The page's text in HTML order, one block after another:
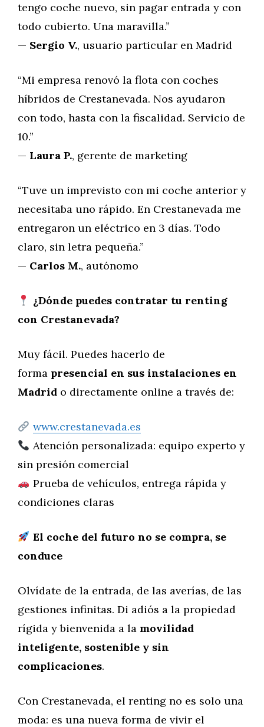
tengo coche nuevo, sin pagar entrada y con
todo cubierto. Una maravilla.”
— Sergio V., usuario particular en Madrid
“Mi empresa renovó la flota con coches
híbridos de Crestanevada. Nos ayudaron
con todo, hasta con la fiscalidad. Servicio de
10.”
— Laura P., gerente de marketing
“Tuve un imprevisto con mi coche anterior y
necesitaba uno rápido. En Crestanevada me
entregaron un eléctrico en 3 días. Todo
claro, sin letra pequeña.”
— Carlos M., autónomo
¿Dónde puedes contratar tu renting
con Crestanevada?
Muy fácil. Puedes hacerlo de
forma presencial en sus instalaciones en
Madrid o directamente online a través de:
www.crestanevada.es
Atención personalizada: equipo experto y
sin presión comercial
Prueba de vehículos, entrega rápida y
condiciones claras
El coche del futuro no se compra, se
conduce
Olvídate de la entrada, de las averías, de las
gestiones infinitas. Di adiós a la propiedad
rígida y bienvenida a la movilidad
inteligente, sostenible y sin
complicaciones.
Con Crestanevada, el renting no es solo una
moda: es una nueva forma de vivir el